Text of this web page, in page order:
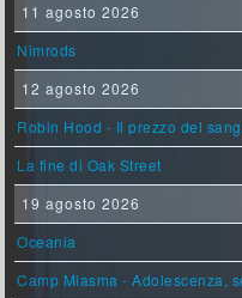
11 agosto 2026
Nimrods
12 agosto 2026
Robin Hood - Il prezzo del
La fine di Oak Street
19 agosto 2026
Oceania
Camp Miasma - Adolescenza,